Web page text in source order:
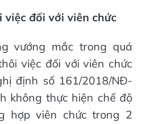
việc đối với viên chức
vướng mắc trong quá
việc đối với viên chức
định số 161/2018/NĐ-
không thực hiện chế độ
hợp viên chức trong 2